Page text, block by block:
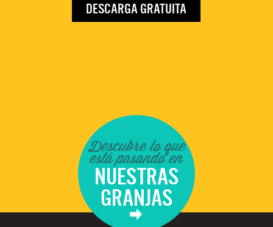
DESCARGA GRATUITA
Descubre lo que
está pasando en
NUESTRAS
GRANJAS